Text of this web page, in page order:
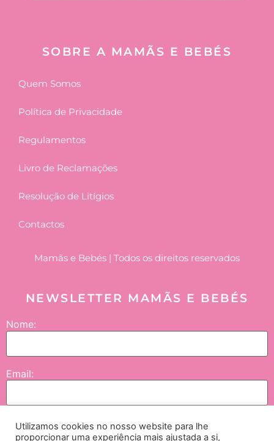
SOBRE A MAMÃS E BEBÉS
Quem Somos
Política de Privacidade
Regulamentos
Livro de Reclamações
Resolução de Litígios
Contactos
Mamãs e Bebés | Todos os direitos reservados
NEWSLETTER MAMÃS E BEBÉS
Nome:
Email:
Enviar
Utilizamos cookies no nosso website para lhe
proporcionar uma experiência mais ajustada a si,